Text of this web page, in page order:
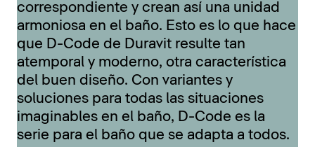
correspondiente y crean así una unidad
armoniosa en el baño. Esto es lo que hace
que D-Code de Duravit resulte tan
atemporal y moderno, otra característica
del buen diseño. Con variantes y
soluciones para todas las situaciones
imaginables en el baño, D-Code es la
serie para el baño que se adapta a todos.